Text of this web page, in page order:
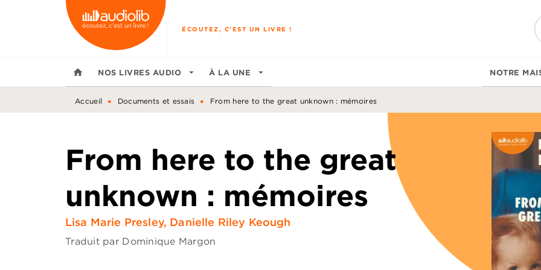
MENU RECHERCHE
ÉCOUTEZ, C'EST UN LIVRE !
home NOS LIVRES AUDIO arrow_drop_down À LA UNE arrow_drop_down NOTRE
Accueil • Documents et essais • From here to the great unknown : mémoires
From here to the great
unknown : mémoires
Lisa Marie Presley, Danielle Riley Keough
Traduit par Dominique Margon